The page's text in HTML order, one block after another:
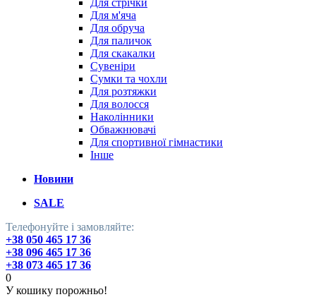
Для м'яча
Для обруча
Для паличок
Для скакалки
Сувеніри
Сумки та чохли
Для розтяжки
Для волосся
Наколінники
Обважнювачі
Для спортивної гімнастики
Інше
Новини
SALE
Телефонуйте і замовляйте:
+38 050 465 17 36
+38 096 465 17 36
+38 073 465 17 36
0
У кошику порожньо!